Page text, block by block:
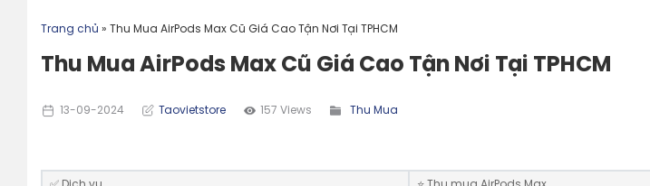
Trang chủ » Thu Mua AirPods Max Cũ Giá Cao Tận Nơi Tại TPHCM
Thu Mua AirPods Max Cũ Giá Cao Tận Nơi Tại TPHCM
13-09-2024 Taovietstore 157 Views Thu Mua